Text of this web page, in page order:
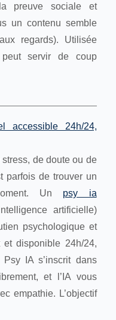
preuve sociale et
un contenu semble
regards). Utilisée
peut servir de coup
accessible 24h/24,
de doute ou de
parfois de trouver un
Un psy ia
artificielle)
psychologique et
et disponible 24h/24,
IA s’inscrit dans
et l’IA vous
empathie. L’objectif